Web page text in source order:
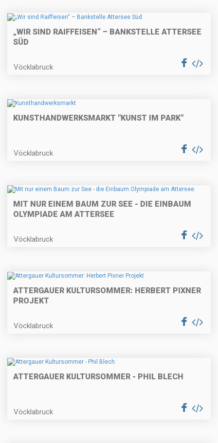
„WIR SIND RAIFFEISEN“ – BANKSTELLE ATTERSEE
SÜD
Vöcklabruck
KUNSTHANDWERKSMARKT "KUNST IM PARK"
Vöcklabruck
MIT NUR EINEM BAUM ZUR SEE - DIE EINBAUM
OLYMPIADE AM ATTERSEE
Vöcklabruck
ATTERGAUER KULTURSOMMER: HERBERT PIXNER
PROJEKT
Vöcklabruck
ATTERGAUER KULTURSOMMER - PHIL BLECH
Vöcklabruck